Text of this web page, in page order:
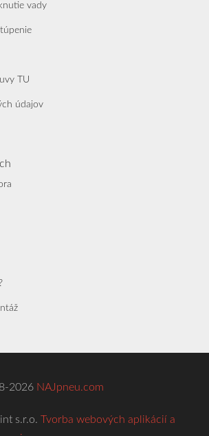
vady
TU
údajov
2026 NAJpneu.com
s.r.o. Tvorba webových aplikácií a